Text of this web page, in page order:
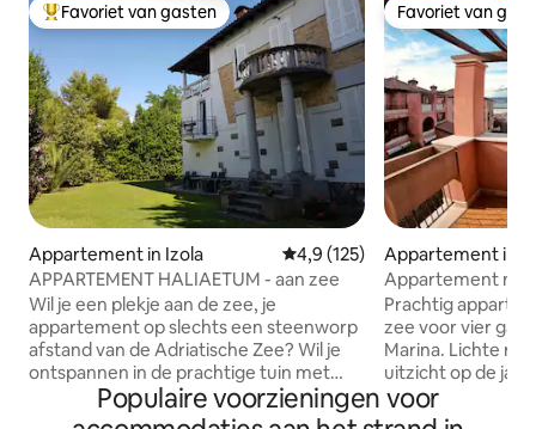
Topfavoriet van gasten
Favoriet van gasten
Appartement in Izola Gemiddelde beoordeling van
4,9 (125)
APPARTEMENT HALIAETUM - aan zee
Wil je een plekje aan de zee, je
appartement op slechts een steenworp
afstand van de Adriatische Zee? Wil je
ontspannen in de prachtige tuin met
rijke schaduw, terwijl je kinderen in de
tuin spelen of zwemmen in de zee voor
Favoriet van
Favoriet van
Appartement in
Appartement
jachthaven •
Prachtig
zee voor vier
Marina. Lichte ruimtes met terras met
uitzicht op de
Adriatische Zee.
badkamers, wifi,
Populaire voorzieningen voor